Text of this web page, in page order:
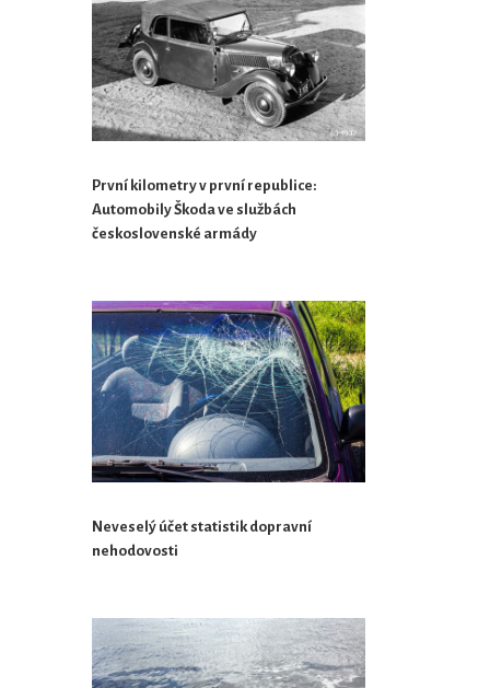
První kilometry v první republice:
Automobily Škoda ve službách
československé armády
Neveselý účet statistik dopravní
nehodovosti